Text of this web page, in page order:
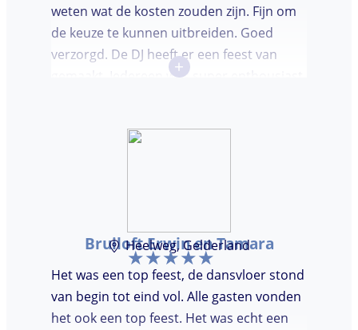
weten wat de kosten zouden zijn. Fijn om
de keuze te kunnen uitbreiden. Goed
verzorgd. De DJ heeft er een feest van
gemaakt. Iedereen was super enthousiast,
over de DJ. Bij deze Marcel, top gedaan en
+
Bruiloft Erwin en Tamara
Heelweg, Gelderland
Het was een top feest, de dansvloer stond
van begin tot eind vol. Alle gasten vonden
het ook een top feest. Het was echt een